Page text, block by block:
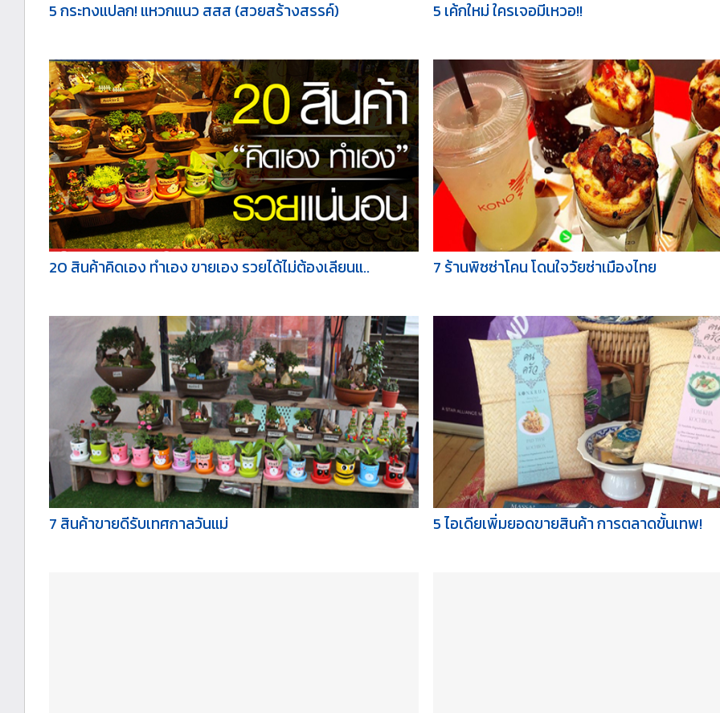
5 กระทงแปลก! แหวกแนว สสส (สวยสร้างสรรค์) 5 เค้กใหม่ ใครเจอมีเหวอ!!
20 สินค้าคิดเอง ทำเอง ขายเอง รวยได้ไม่ต้องเลียนแ.. 7 ร้านพิซซ่าโคน โดนใจวัยซ่าเมืองไทย
7 สินค้าขายดีรับเทศกาลวันแม่ 5 ไอเดียเพิ่มยอดขายสินค้า การตลาดขั้นเทพ!